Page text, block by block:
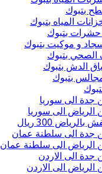
بتبوك
المياه بتبوك
بتبوك
و موكيت بتبوك
بتبوك
الدش بتبوك
بتبوك
الى سوريا
الى سوريا
300 ريال
الى سلطنة عمان
الى سلطنة عمان
الى الاردن
الى الاردن